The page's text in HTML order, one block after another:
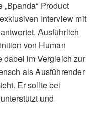
Product
Interview mit
Ausführlich
von Human
dabei im Vergleich zur
als Ausführender
Er sollte bei
und